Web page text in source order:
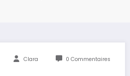
Clara 0 Commentaires